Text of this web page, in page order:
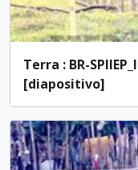
Terra : BR-
[diapositivo]